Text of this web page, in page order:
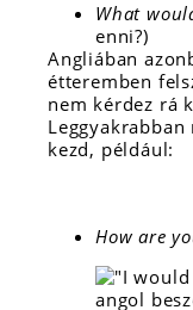
What
enni?)
Angliában
étteremben
nem kérdez rá
kezd, például:
How are